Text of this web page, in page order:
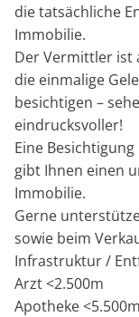
die tatsächliche
Immobilie.
Der Vermittler ist
die einmalige
besichtigen –
eindrucksvoller!
Eine
gibt Ihnen einen
Immobilie.
Gerne
sowie beim
Infrastruktur /
Arzt <2.500m
Apotheke <5.500m